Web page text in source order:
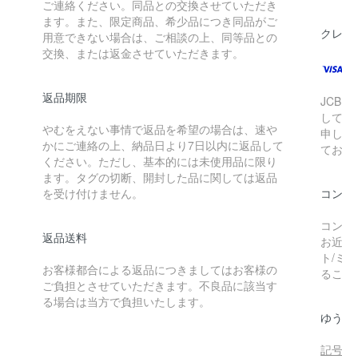
ご連絡ください。同品との交換させていただき
ます。また、限定商品、希少品につき同品がご
用意できない場合は、ご相談の上、同等品との
交換、または返金させていただきます。
返品期限
やむをえない事情で返品を希望の場合は、速や
かにご連絡の上、納品日より7日以内に返品して
ください。ただし、基本的には未使用品に限り
ます。タグの切断、開封した品に関しては返品
を受け付けません。
返品送料
お客様都合による返品につきましてはお客様の
ご負担とさせていただきます。不良品に該当す
る場合は当方で負担いたします。
ク
し
申
て
コ
コ
お
ト/
る
ゆ
記